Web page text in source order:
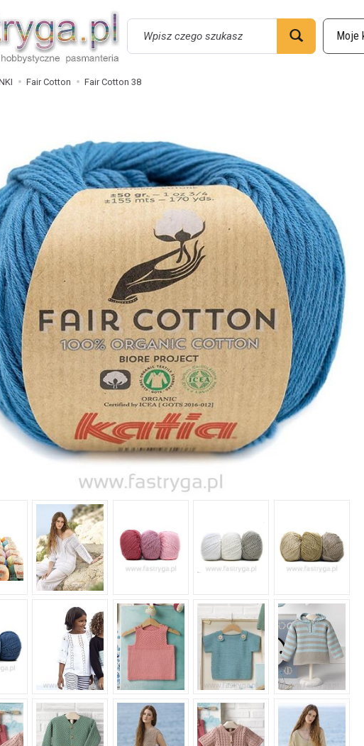
Wyszukaj
Fair Cotton Fair Cotton 38